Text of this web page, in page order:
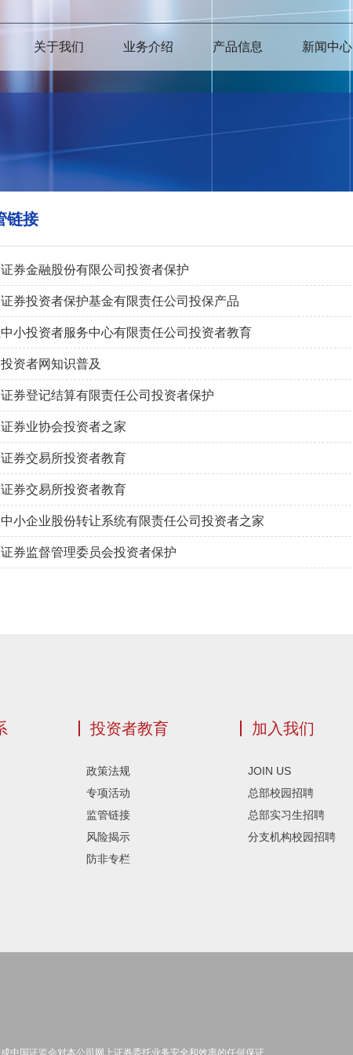
关于我们 业务介绍 产品信息 新闻中心
链接
券金融股份有限公司投资者保护
券投资者保护基金有限责任公司投保产品
小投资者服务中心有限责任公司投资者教育
资者网知识普及
券登记结算有限责任公司投资者保护
券业协会投资者之家
券交易所投资者教育
券交易所投资者教育
小企业股份转让系统有限责任公司投资者之家
券监督管理委员会投资者保护
投资者教育
政策法规
专项活动
监管链接
风险揭示
防非专栏
加入我们
JOIN US
总部校园招聘
总部实习生招聘
分支机构校园招聘
中国证监会对本公司网上证券委托业务安全和效率的任何保证